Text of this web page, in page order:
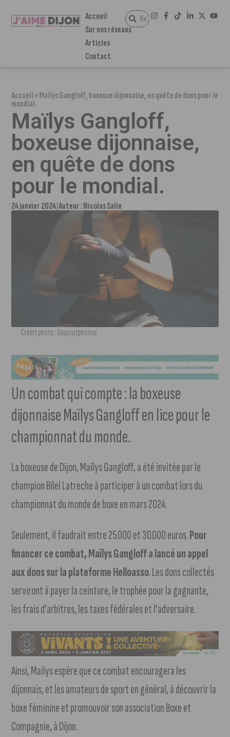
Accueil
Sur nos réseaux
Articles
Contact
Accueil»Maïlys Gangloff, boxeuse dijonnaise, en quête de dons pour le
mondial.
Maïlys Gangloff,
boxeuse dijonnaise,
en quête de dons
pour le mondial.
24 janvier 2024 Auteur :Nicolas Salin
Crédit photo : Depositphotos
Un combat qui compte : la boxeuse
dijonnaise Maïlys Gangloff en lice pour le
championnat du monde.
La boxeuse de Dijon, Maïlys Gangloff, a été invitée par le
champion Bilel Latreche à participer à un combat lors du
championnat du monde de boxe en mars 2024.
Seulement, il faudrait entre 25.000 et 30.000 euros.Pour
financer ce combat, Maïlys Gangloff a lancé un appel
aux dons sur la plateforme Helloasso. Les dons collectés
serviront à payer la ceinture, le trophée pour la gagnante,
les frais d’arbitres, les taxes fédérales et l’adversaire.
Ainsi, Maïlys espère que ce combat encouragera les
dijonnais, et les amateurs de sport en général, à découvrir la
boxe féminine et promouvoir son association Boxe et
Compagnie, à Dijon.